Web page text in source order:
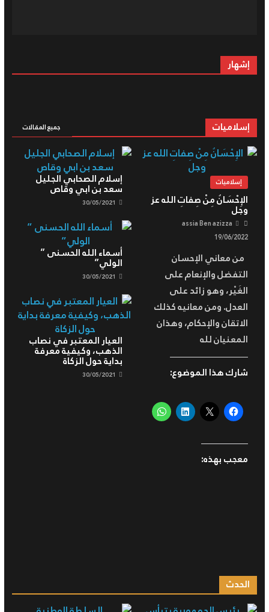
إشهار
إسلاميات جميع المقالات
إسلاميات
الإِحْسَانُ مِنْ صِفاتِ الله عز
وجل
assia Ben azizza
19/06/2022
من معاني الإحسان
التفضل والإنعام على
الغَيْر، وهو زائد على
العدل. ومن معانيه كذلك
الاتقان والإحكام، وهذان
المعنيان لله
شارك هذا الموضوع:
معجب بهذه:
إسلام الصحابي الجليل
سعد بن ابي وقاص
30/05/2021
أسماء الله الحسنى ”
الولي”
30/05/2021
العيار المعتبر في نصاب
الذهب، وكيفية معرفة
بداية حول الزكاة
30/05/2021
الحدث